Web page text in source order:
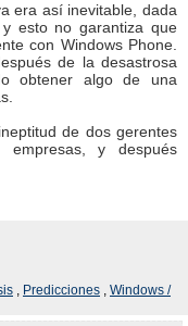
era así inevitable, dada
esto no garantiza que
con Windows Phone.
de la desastrosa
obtener algo de una
de dos gerentes
empresas, y después
, Predicciones , Windows /